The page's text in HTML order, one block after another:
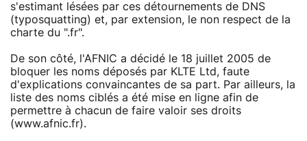
s'estimant lésées par ces détournements de DNS
(typosquatting) et, par extension, le non respect de la
charte du ".fr".
De son côté, l'AFNIC a décidé le 18 juillet 2005 de
bloquer les noms déposés par KLTE Ltd, faute
d'explications convaincantes de sa part. Par ailleurs, la
liste des noms ciblés a été mise en ligne afin de
permettre à chacun de faire valoir ses droits
(www.afnic.fr).